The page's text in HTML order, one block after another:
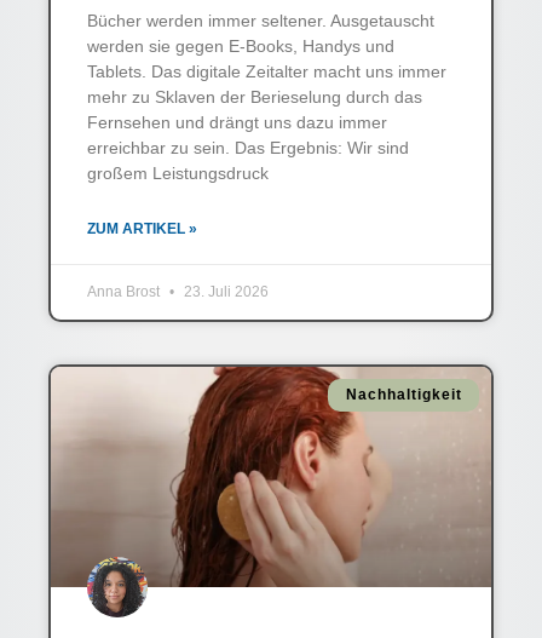
Bücher werden immer seltener. Ausgetauscht
werden sie gegen E-Books, Handys und
Tablets. Das digitale Zeitalter macht uns immer
mehr zu Sklaven der Berieselung durch das
Fernsehen und drängt uns dazu immer
erreichbar zu sein. Das Ergebnis: Wir sind
großem Leistungsdruck
ZUM ARTIKEL »
Anna Brost 23. Juli 2026
Nachhaltigkeit